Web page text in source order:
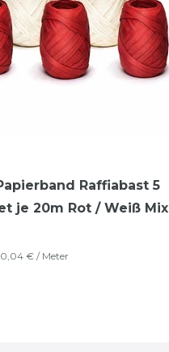
Raffiabast 5
je 20m Rot / Weiß Mix
0,04 € / Meter